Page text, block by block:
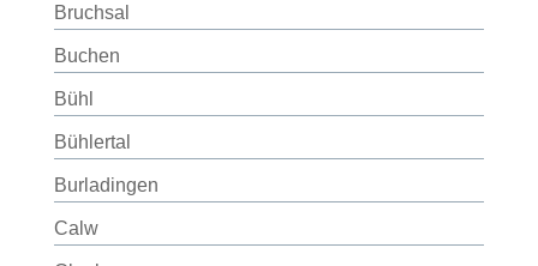
Bruchsal
Buchen
Bühl
Bühlertal
Burladingen
Calw